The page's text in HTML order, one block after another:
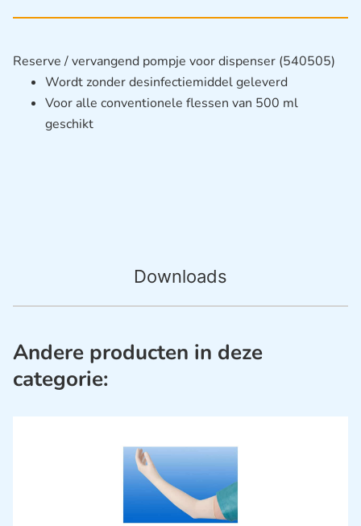
Downloads
Reserve / vervangend pompje voor dispenser (540505)
Wordt zonder desinfectiemiddel geleverd
Voor alle conventionele flessen van 500 ml
geschikt
Andere producten in deze
categorie: